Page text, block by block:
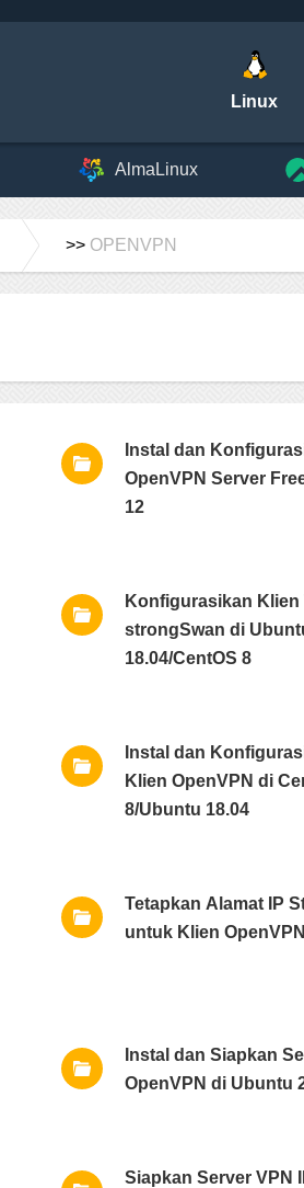
Linux
AlmaLinux
>> OPENVPN
Instal dan
OpenVPN Server
12
Konfigurasikan Klien
strongSwan di
18.04/CentOS 8
Instal dan
Klien OpenVPN di
8/Ubuntu 18.04
Tetapkan Alamat IP
untuk Klien OpenVPN
Instal dan Siapkan
OpenVPN di Ubuntu
Siapkan Server VPN